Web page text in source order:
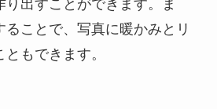
出すことができます。ま
ことで、写真に暖かみとリ
もできます。